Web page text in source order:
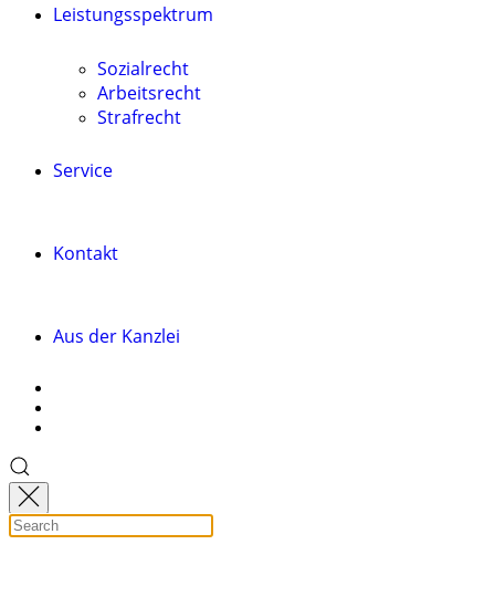
Leistungsspektrum
Sozialrecht
Arbeitsrecht
Strafrecht
Service
Kontakt
Aus der Kanzlei